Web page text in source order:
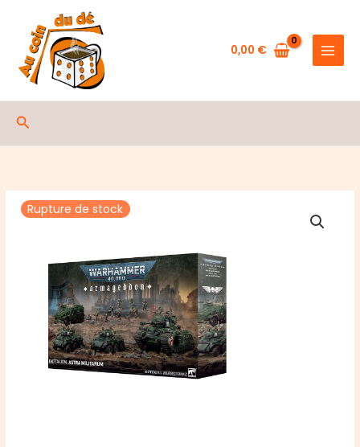
contenu
0,00 €
Rechercher
Rupture de stock